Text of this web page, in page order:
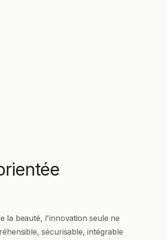
la beauté, l'innovation seule ne
sécurisable, intégrable